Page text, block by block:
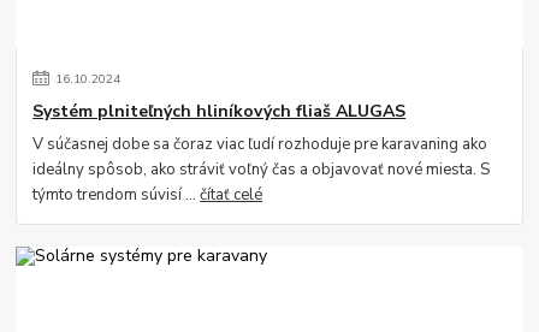
16.10.2024
Systém plniteľných hliníkových fliaš ALUGAS
V súčasnej dobe sa čoraz viac ľudí rozhoduje pre karavaning ako
ideálny spôsob, ako stráviť voľný čas a objavovať nové miesta. S
týmto trendom súvisí ...čítať celé